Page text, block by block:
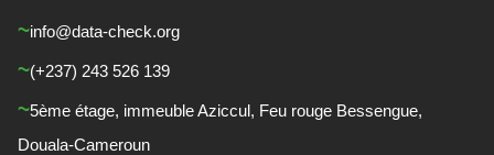
info@data-check.org
(+237) 243 526 139
5ème étage, immeuble Aziccul, Feu rouge Bessengue,
Douala-Cameroun